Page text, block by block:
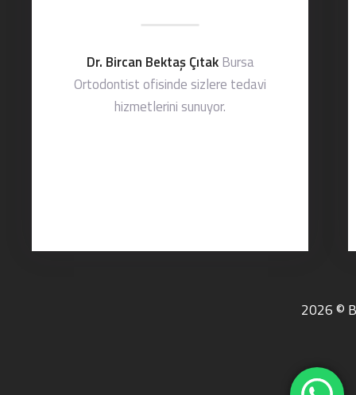
Dr. Bircan Bektaş ÇıtakBursa
Ortodontist ofisinde sizlere tedavi
hizmetlerini sunuyor.
2026 ©